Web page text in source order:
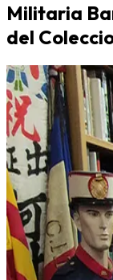
Militaria
del